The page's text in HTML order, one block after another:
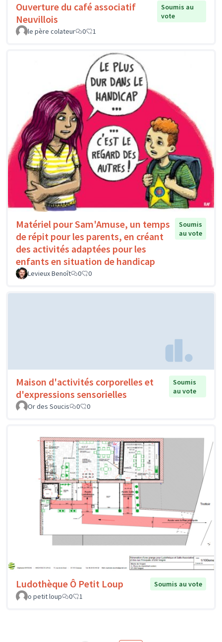
Ouverture du café associatif
Neuvillois
Soumis au
vote
le père colateur
0 1
Matériel pour Sam'Amuse, un temps
de répit pour les parents, en créant
des activités adaptées pour les
enfants en situation de handicap
Soumis
au vote
Levieux Benoît 0 0
Maison d'activités corporelles et
d'expressions sensorielles
Soumis
au vote
Or des Soucis
0 0
Ludothèque Ô Petit Loup
Soumis au vote
o petit loup
0 1